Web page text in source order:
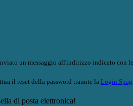
un messaggio all'indirizzo indicato con
il reset della password tramite la Login
di posta elettronica!